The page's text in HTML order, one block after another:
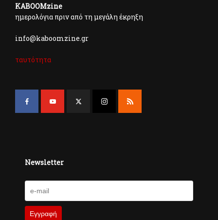
KABOOMzine
ημερολόγια πριν από τη μεγάλη έκρηξη
info@kaboomzine.gr
ταυτότητα
Newsletter